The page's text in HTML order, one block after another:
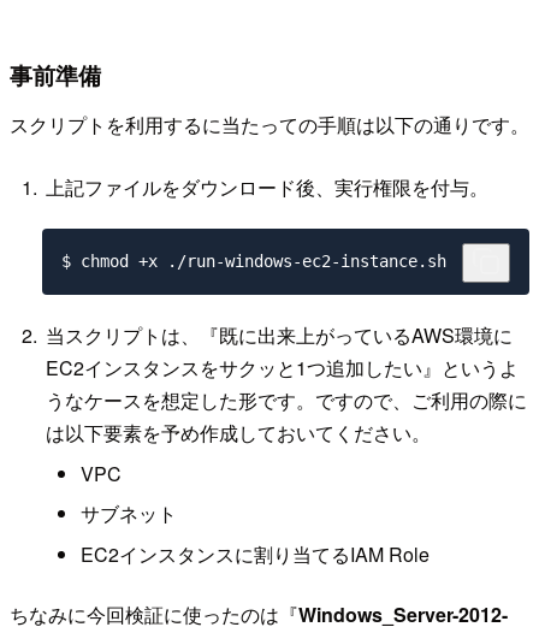
事前準備
スクリプトを利用するに当たっての手順は以下の通りです。
上記ファイルをダウンロード後、実行権限を付与。
当スクリプトは、『既に出来上がっているAWS環境に
EC2インスタンスをサクッと1つ追加したい』というよ
うなケースを想定した形です。ですので、ご利用の際に
は以下要素を予め作成しておいてください。
VPC
サブネット
EC2インスタンスに割り当てるIAM Role
ちなみに今回検証に使ったのは『Windows_Server-2012-